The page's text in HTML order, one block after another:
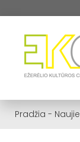
Pradžia -